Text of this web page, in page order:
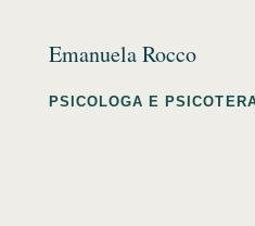
Emanuela Rocco
PSICOLOGA E